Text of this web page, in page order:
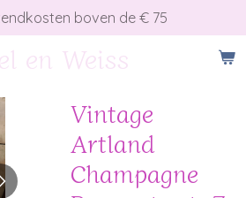
en Weiss
boven de € 75
Vintage
Artland
Champagne